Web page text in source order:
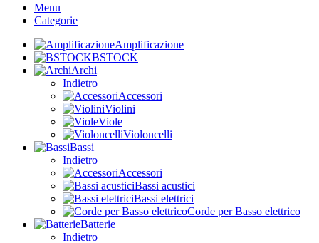
Menu
Categorie
Amplificazione
BSTOCK
Archi
Indietro
Accessori
Violini
Viole
Violoncelli
Bassi
Indietro
Accessori
Bassi acustici
Bassi elettrici
Corde per Basso elettrico
Batterie
Indietro